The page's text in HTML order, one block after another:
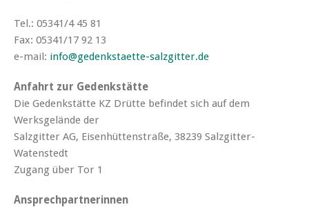
Tel.: 05341/4 45 81
Fax: 05341/17 92 13
e-mail: info@gedenkstaette-salzgitter.de
Anfahrt zur Gedenkstätte
Die Gedenkstätte KZ Drütte befindet sich auf dem
Werksgelände der
Salzgitter AG, Eisenhüttenstraße, 38239 Salzgitter-
Watenstedt
Zugang über Tor 1
Ansprechpartnerinnen